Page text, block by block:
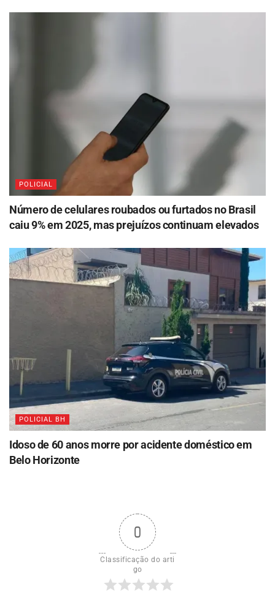
POLICIAL
Número de celulares roubados ou furtados no Brasil
caiu 9% em 2025, mas prejuízos continuam elevados
POLICIAL BH
Idoso de 60 anos morre por acidente doméstico em
Belo Horizonte
0
Classificação do arti
go